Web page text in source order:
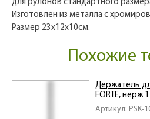
для рулонов стандартного
Изготовлен из металла с
Размер 23x12x10см.
Похожие
Артикул: PSK-
Держатель
FORTE, нерж